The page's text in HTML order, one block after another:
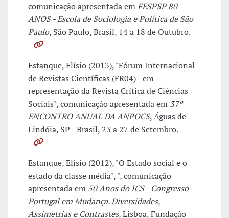
comunicação apresentada emFESPSP 80
ANOS - Escola de Sociologia e Política de São
Paulo, São Paulo, Brasil, 14 a 18 de Outubro.
Estanque, Elísio (2013), "Fórum Internacional
de Revistas Científicas (FR04) - em
representação da Revista Crítica de Ciências
Sociais", comunicação apresentada em 37º
ENCONTRO ANUAL DA ANPOCS, Águas de
Lindóia, SP - Brasil, 23 a 27 de Setembro.
Estanque, Elísio (2012), "O Estado social e o
estado da classe média", ", comunicação
apresentada em 50 Anos do ICS - Congresso
Portugal em Mudança. Diversidades,
Assimetrias e Contrastes, Lisboa, Fundação